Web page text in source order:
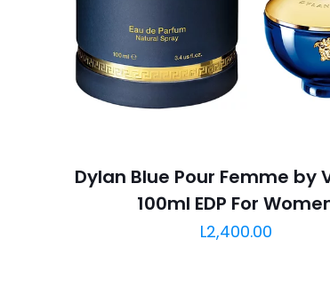
Dylan Blue Pour Femme by
100ml EDP For
L2,400.00